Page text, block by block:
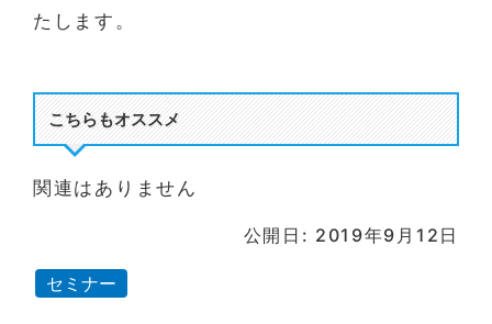
たします。
こちらもオススメ
関連はありません
公開日: 2019年9月12日
セミナー